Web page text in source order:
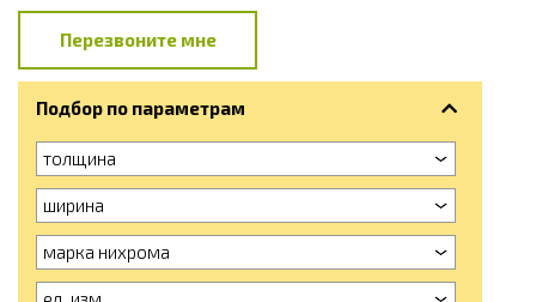
Перезвоните мне
Подбор по параметрам
толщина
ширина
марка нихрома